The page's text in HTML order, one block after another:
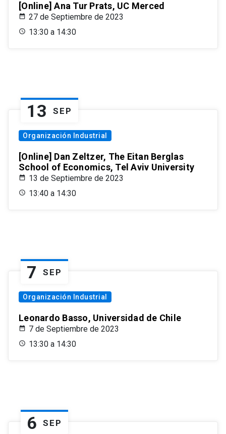
[Online] Ana Tur Prats, UC Merced
27 de Septiembre de 2023
13:30 a 14:30
13 SEP
Organización Industrial
[Online] Dan Zeltzer, The Eitan Berglas
School of Economics, Tel Aviv University
13 de Septiembre de 2023
13:40 a 14:30
7 SEP
Organización Industrial
Leonardo Basso, Universidad de Chile
7 de Septiembre de 2023
13:30 a 14:30
6 SEP